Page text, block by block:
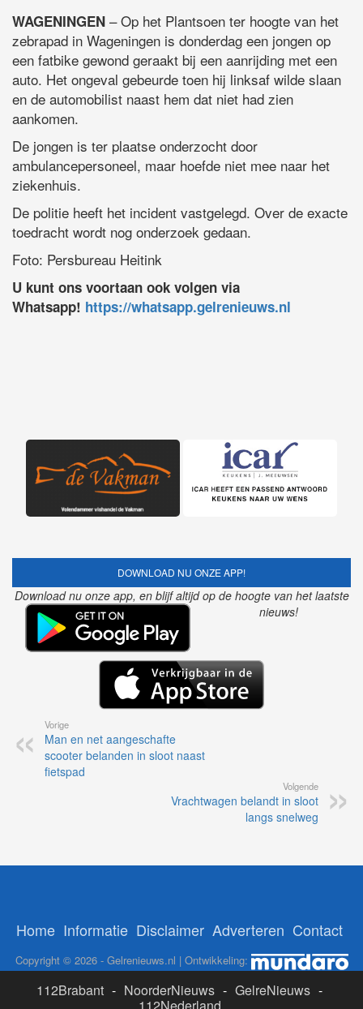
WAGENINGEN – Op het Plantsoen ter hoogte van het
zebrapad in Wageningen is donderdag een jongen op
een fatbike gewond geraakt bij een aanrijding met een
auto. Het ongeval gebeurde toen hij linksaf wilde slaan
en de automobilist naast hem dat niet had zien
aankomen.
De jongen is ter plaatse onderzocht door
ambulancepersoneel, maar hoefde niet mee naar het
ziekenhuis.
De politie heeft het incident vastgelegd. Over de exacte
toedracht wordt nog onderzoek gedaan.
Foto: Persbureau Heitink
U kunt ons voortaan ook volgen via
Whatsapp! https://whatsapp.gelrenieuws.nl
DOWNLOAD NU ONZE APP!
Download nu onze app, en blijf altijd op de hoogte van het laatste
nieuws!
Vorige
Man en net aangeschafte
scooter belanden in sloot naast
fietspad
Volgende
Vrachtwagen belandt in sloot
langs snelweg
Home Informatie Disclaimer Adverteren Contact
Copyright © 2026 - Gelrenieuws.nl | Ontwikkeling:
112Brabant - NoorderNieuws - GelreNieuws -
112Nederland